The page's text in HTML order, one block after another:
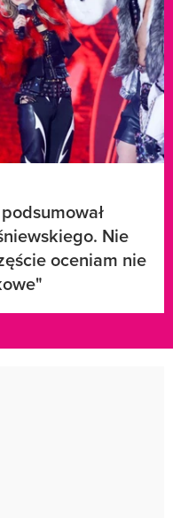
Nie
oceniam nie